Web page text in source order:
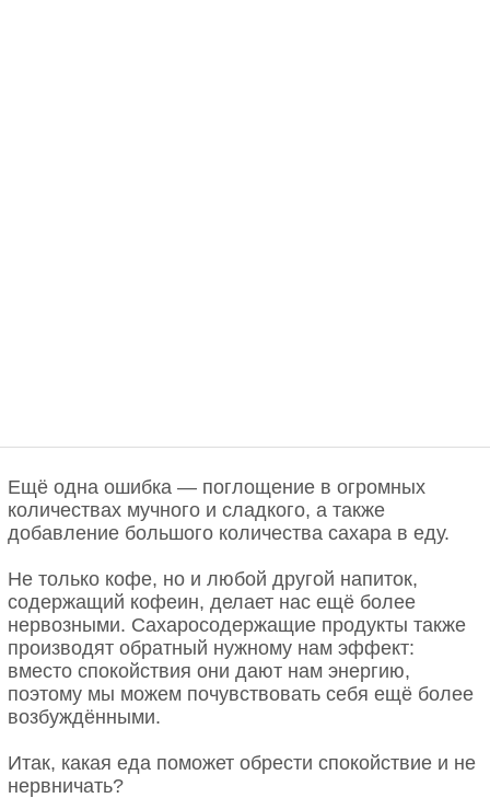
Ещё одна ошибка — поглощение в огромных
количествах мучного и сладкого, а также
добавление большого количества сахара в еду.
Не только кофе, но и любой другой напиток,
содержащий кофеин, делает нас ещё более
нервозными. Сахаросодержащие продукты также
производят обратный нужному нам эффект:
вместо спокойствия они дают нам энергию,
поэтому мы можем почувствовать себя ещё более
возбуждёнными.
Итак, какая еда поможет обрести спокойствие и не
нервничать?